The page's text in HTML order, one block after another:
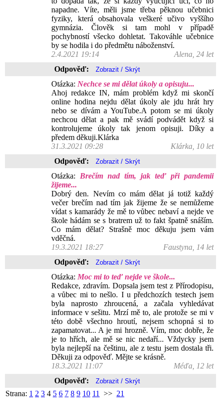
napadne. Víte, měli jsme třeba pěknou učebnici
fyziky, která obsahovala veškeré učivo vyššího
gymnázia. Člověk si tam mohl v případě
pochybností všecko dohletat. Takováhle učebnice
by se hodila i do předmětu náboženství.
2.4.2021 19:14
Alena, 24 let
Odpověď:
Otázka: Nechce se mi dělat úkoly a opisuju...
Ahoj redakce IN, mám problém když mi skončí
online hodina nejdu dělat úkoly ale jdu hrát hry
nebo se dívám a YouTube.A potom se mi úkoly
nechcou dělat a pak mě svádí podvádět když si
kontrolujeme úkoly tak jenom opisuji. Díky a
předem děkuji.Klárka
31.3.2021 09:28
Klárka, 10 let
Odpověď:
Otázka: Brečím nad tím, jak teď při pandemii
žijeme...
Dobrý den. Nevím co mám dělat já totiž každý
večer brečím nad tím jak žijeme že se nemůžeme
vídat s kamarády že mě to vůbec nebaví a nejde ve
škole hádám se s bratrem už to fakt špatně snáším.
Co mám dělat? Strašně moc děkuju jsem vám
vděčná.
19.3.2021 18:27
Faustyna, 14 let
Odpověď:
Otázka: Moc mi to teď nejde ve škole...
Redakce, zdravím. Dopsala jsem test z Přírodopisu,
a vůbec mi to nešlo. I u předchozích testech jsem
byla naprosto zhroucená, a začala vyhledávat
informace v sešitu. Mrzí mě to, ale protože se mi v
této době všechno hroutí, nejsem schopná si to
zapamatovat... A je mi hrozně. Vím, moc dobře, že
je to hřích, ale mě se nic nedaří... Vždycky jsem
byla nejlepší na češtinu, ale z testu jsem dostala tři.
Děkuji za odpověď. Mějte se krásně.
18.3.2021 11:07
Méďa, 12 let
Odpověď:
Strana: 1 2 3 4 5 6 7 8 9 10 11 >> 21